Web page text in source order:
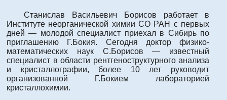
Станислав Васильевич Борисов работает в
Институте неорганической химии СО РАН с первых
дней — молодой специалист приехал в Сибирь по
приглашению Г.Бокия. Сегодня доктор физико-
математических наук С.Борисов — известный
специалист в области рентгеноструктурного анализа
и кристаллографии, более 10 лет руководит
организованной Г.Бокием лабораторией
кристаллохимии.